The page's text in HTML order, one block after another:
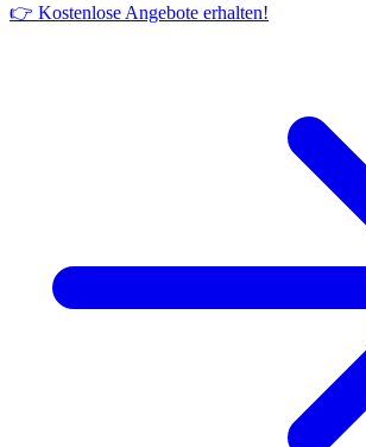
👉 Kostenlose Angebote erhalten!